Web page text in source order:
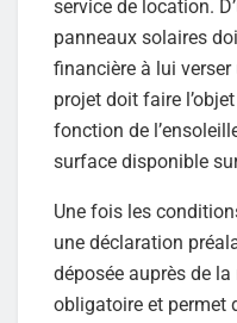
service de location.
panneaux solaires
financière à lui verser
projet doit faire
fonction de
surface disponible
Une fois les
une déclaration
déposée auprès de
obligatoire et permet